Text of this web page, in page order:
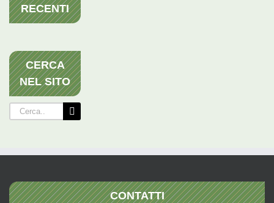
RECENTI
CERCA
NEL SITO
Cerca
per:
CONTATTI